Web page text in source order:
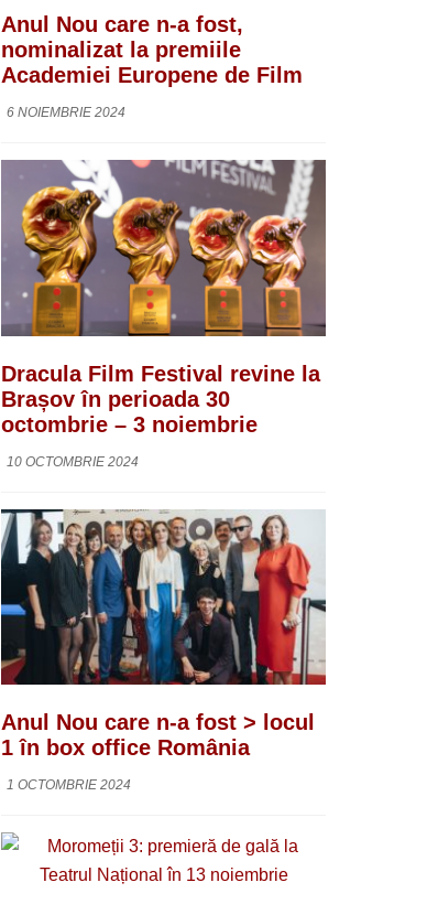
Anul Nou care n-a fost,
nominalizat la premiile
Academiei Europene de Film
6 NOIEMBRIE 2024
Dracula Film Festival revine la
Brașov în perioada 30
octombrie – 3 noiembrie
10 OCTOMBRIE 2024
Anul Nou care n-a fost > locul
1 în box office România
1 OCTOMBRIE 2024